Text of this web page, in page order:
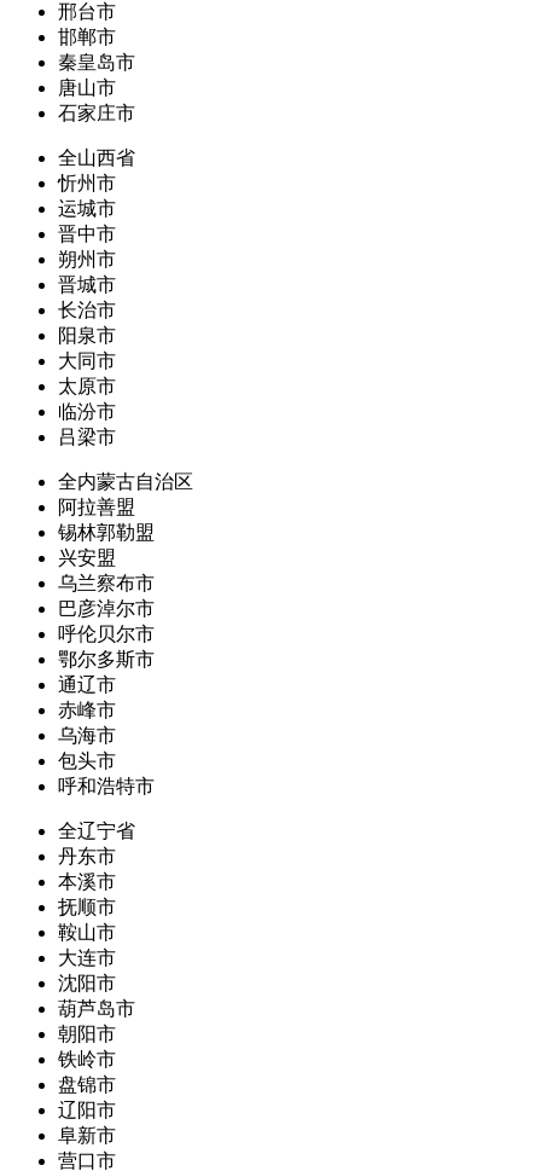
邢台市
邯郸市
秦皇岛市
唐山市
石家庄市
全山西省
忻州市
运城市
晋中市
朔州市
晋城市
长治市
阳泉市
大同市
太原市
临汾市
吕梁市
全内蒙古自治区
阿拉善盟
锡林郭勒盟
兴安盟
乌兰察布市
巴彦淖尔市
呼伦贝尔市
鄂尔多斯市
通辽市
赤峰市
乌海市
包头市
呼和浩特市
全辽宁省
丹东市
本溪市
抚顺市
鞍山市
大连市
沈阳市
葫芦岛市
朝阳市
铁岭市
盘锦市
辽阳市
阜新市
营口市